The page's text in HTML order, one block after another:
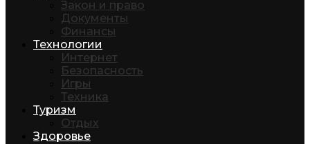
Закон и право
Документы
Финансы
Технологии
Интернет
Безопасность
Игры
Техника
Туризм
Отдых
Здоровье